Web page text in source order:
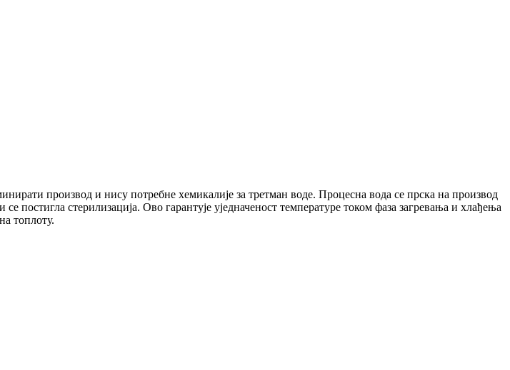
производ и нису потребне хемикалије за третман воде. Процесна вода се прска на производ
постигла стерилизација. Ово гарантује уједначеност температуре током фаза загревања и хлађења
топлоту.